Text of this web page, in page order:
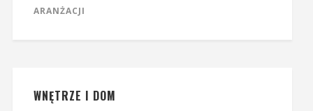
ARANŻACJI
WNĘTRZE I DOM